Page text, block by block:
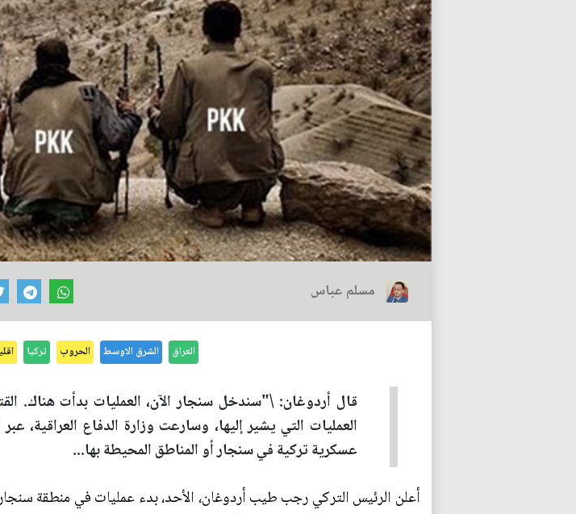
مسلم عباس
العراق الشرق الاوسط الحروب تركيا
قال أردوغان: \"سندخل سنجار الآن، العمليات بدأت هناك.
العمليات التي يشير إليها، وسارعت وزارة الدفاع العراقية،
عسكرية تركية في سنجار أو المناطق المحيطة بها...
أعلن الرئيس التركي رجب طيب أردوغان، الأحد، بدء عمليات في منطقة